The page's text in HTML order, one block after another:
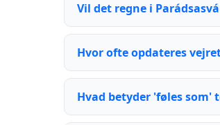
Vil det regne i
Hvor ofte opdateres
Hvad betyder 'føles som'